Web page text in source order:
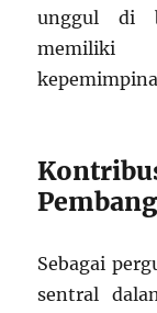
unggul di
memiliki
Sebagai
sentral